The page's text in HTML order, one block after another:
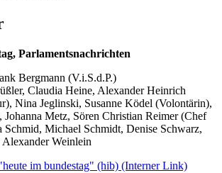
Parlamentsnachrichten
Bergmann (V.i.S.d.P.)
Claudia Heine, Alexander Heinrich
Nina Jeglinski, Susanne Ködel (Volontärin),
Johanna Metz, Sören Christian Reimer (Chef
Schmid, Michael Schmidt, Denise Schwarz,
Weinlein
im bundestag" (hib) (Interner Link)